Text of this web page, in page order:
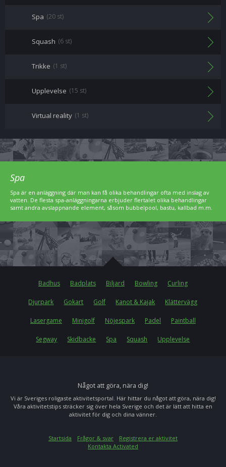
Spa (20 st)
Squash (6 st)
Trikke (1 st)
Upplevelse (15 st)
Virtual reality (1 st)
Spa
Spa är en anläggning där man kan få olika behandlingar ofta med inslag av
vatten. De flesta spa-anläggningarna erbjuder flertalet olika behandlingar
samt andra avslappnande element, såsom bubbelpool, bastu, kallbad m.m.
Badhus Badplats Biljard Bowling Curling
Djurpark Gokart Golf Kanot & Kajak Klättervägg
Lasergame Minigolf Nöjespark Padel Paintball
Segway Skidbacke Spa Squash Upplevelse
Något att göra, nära dig!
Vi är Sveriges roligaste aktivitetsportal. Här hittar du något att göra, nära dig!
Våra aktivitetstips sträcker sig över hela Sverige och det är lätt att hitta en
aktivitet för dig och dina vänner.
Startsida Frågor & svar
Registrera er aktivitet
Kontakta Activated